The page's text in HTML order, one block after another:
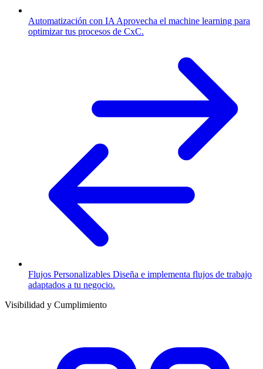
Automatización con IA Aprovecha el machine learning para
optimizar tus procesos de CxC.
Flujos Personalizables Diseña e implementa flujos de trabajo
adaptados a tu negocio.
Visibilidad y Cumplimiento